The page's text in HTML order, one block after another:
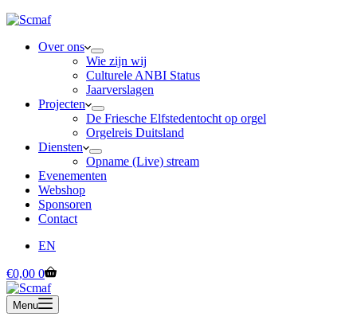
Over ons
Wie zijn wij
Culturele ANBI Status
Jaarverslagen
Projecten
De Friesche Elfstedentocht op orgel
Orgelreis Duitsland
Diensten
Opname (Live) stream
Evenementen
Webshop
Sponsoren
Contact
EN
Winkelwagen
€0,00 0
Menu